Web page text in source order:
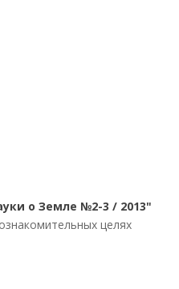
о Земле №2-3 / 2013"
целях